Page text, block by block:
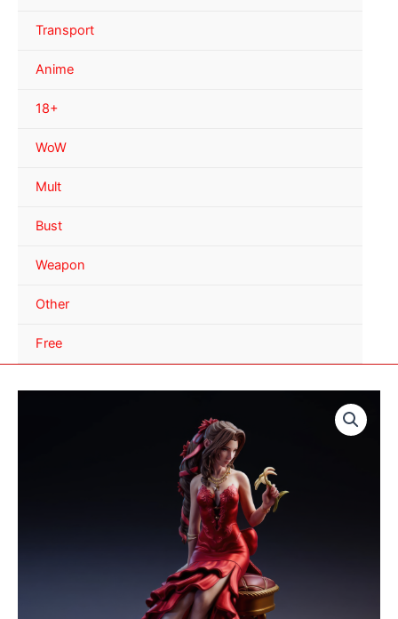
Transport
Anime
18+
WoW
Mult
Bust
Weapon
Other
Free